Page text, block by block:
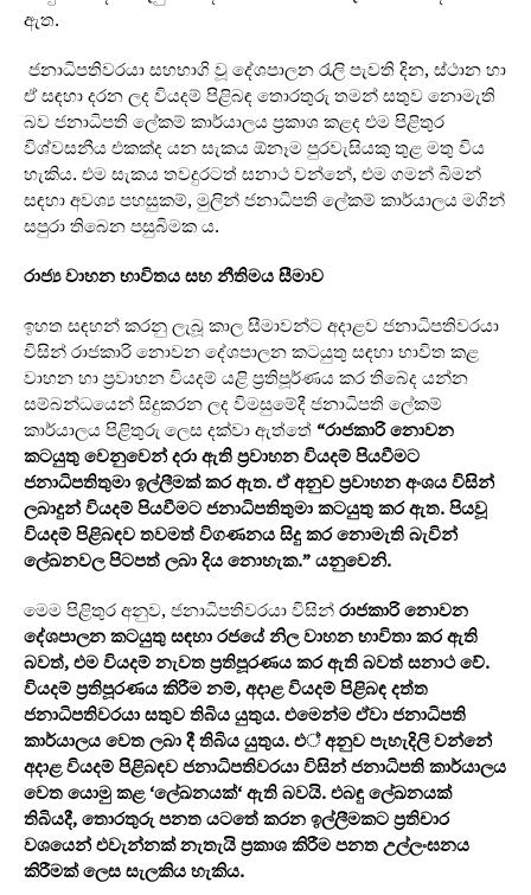
ඇත.
ජනාධිපතිවරයා සහභාගි වූ දේශපාලන රැලි පැවති දින, ස්ථාන හා
ඒ සඳහා දරන ලද වියදම් පිළිබඳ තොරතුරු තමන් සතුව නොමැති
බව ජනාධිපති ලේකම් කාර්යාලය ප්‍රකාශ කළද එම පිළිතුර
විශ්වසනීය එකක්ද යන සැකය ඕනෑම පුරවැසියකු තුළ මතු විය
හැකිය. එම සැකය තවදුරටත් සනාථ වන්නේ, එම ගමන් බිමන්
සඳහා අවශ්‍ය පහසුකම්, මුලින් ජනාධිපති ලේකම් කාර්යාලය මගින්
සපුරා තිබෙන පසුබිමක ය.
රාජ්‍ය වාහන භාවිතය සහ නීතිමය සීමාව
ඉහත සඳහන් කරනු ලැබූ කාල සීමාවන්ට අදාළව ජනාධිපතිවරයා
විසින් රාජකාරි නොවන දේශපාලන කටයුතු සඳහා භාවිත කළ
වාහන හා ප්‍රවාහන වියදම් යළි ප්‍රතිපූර්ණය කර තිබේද යන්න
සම්බන්ධයෙන් සිදුකරන ලද විමසුමේදී ජනාධිපති ලේකම්
කාර්යාලය පිළිතුරු ලෙස දක්වා ඇත්තේ “රාජකාරි නොවන
කටයුතු වෙනුවෙන් දරා ඇති ප්‍රවාහන වියදම් පියවීමට
ජනාධිපතිතුමා ඉල්ලීමක් කර ඇත. ඒ අනුව ප්‍රවාහන අංශය විසින්
ලබාදුන් වියදම් පියවීමට ජනාධිපතිතුමා කටයුතු කර ඇත. පියවූ
වියදම් පිළිබඳව තවමත් විගණනය සිදු කර නොමැති බැවින්
ලේඛනවල පිටපත් ලබා දිය නොහැක.” යනුවෙනි.
මෙම පිළිතුර අනුව, ජනාධිපතිවරයා විසින් රාජකාරි නොවන
දේශපාලන කටයුතු සඳහා රජයේ නිල වාහන භාවිතා කර ඇති
බවත්, එම වියදම් නැවත ප්‍රතිපූරණය කර ඇති බවත් සනාථ වේ.
වියදම් ප්‍රතිපූරණය කිරීම නම්, අදාළ වියදම් පිළිබඳ දත්ත
ජනාධිපතිවරයා සතුව තිබිය යුතුය. එමෙන්ම ඒවා ජනාධිපති
කාර්යාලය වෙත ලබා දී තිබිය යුතුය. එ් අනුව පැහැදිලි වන්නේ
අදාළ වියදම් පිළිබඳව ජනාධිපතිවරයා විසින් ජනාධිපති කාර්යාලය
වෙත යොමු කළ ‘ලේඛනයක්‘ ඇති බවයි. එබඳු ලේඛනයක්
තිබියදී, තොරතුරු පනත යටතේ කරන ඉල්ලීමකට ප්‍රතිචාර
වශයෙන් එවැන්නක් නැතැයි ප්‍රකාශ කිරීම පනත උල්ලංඝනය
කිරීමක් ලෙස සැලකිය හැකිය.